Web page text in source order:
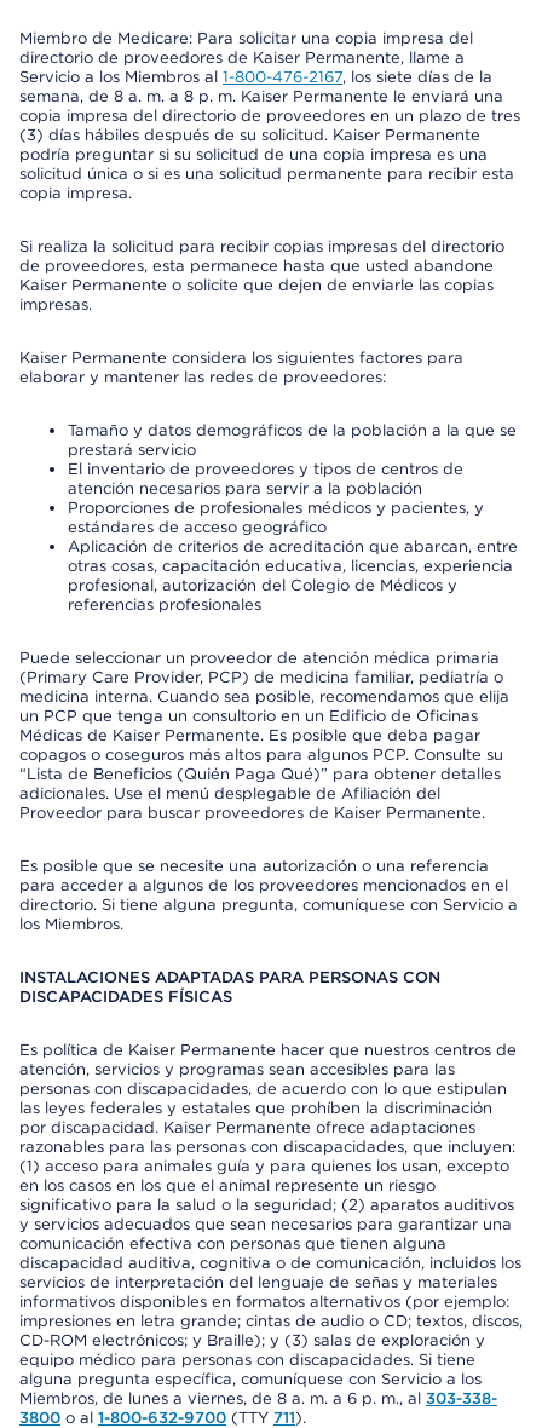
Miembro de Medicare: Para solicitar una copia impresa del
directorio de proveedores de Kaiser Permanente, llame a
Servicio a los Miembros al 1-800-476-2167, los siete días de la
semana, de 8 a. m. a 8 p. m. Kaiser Permanente le enviará una
copia impresa del directorio de proveedores en un plazo de tres
(3) días hábiles después de su solicitud. Kaiser Permanente
podría preguntar si su solicitud de una copia impresa es una
solicitud única o si es una solicitud permanente para recibir esta
copia impresa.
Si realiza la solicitud para recibir copias impresas del directorio
de proveedores, esta permanece hasta que usted abandone
Kaiser Permanente o solicite que dejen de enviarle las copias
impresas.
Kaiser Permanente considera los siguientes factores para
elaborar y mantener las redes de proveedores:
Tamaño y datos demográficos de la población a la que se
prestará servicio
El inventario de proveedores y tipos de centros de
atención necesarios para servir a la población
Proporciones de profesionales médicos y pacientes, y
estándares de acceso geográfico
Aplicación de criterios de acreditación que abarcan, entre
otras cosas, capacitación educativa, licencias, experiencia
profesional, autorización del Colegio de Médicos y
referencias profesionales
Puede seleccionar un proveedor de atención médica primaria
(Primary Care Provider, PCP) de medicina familiar, pediatría o
medicina interna. Cuando sea posible, recomendamos que elija
un PCP que tenga un consultorio en un Edificio de Oficinas
Médicas de Kaiser Permanente. Es posible que deba pagar
copagos o coseguros más altos para algunos PCP. Consulte su
“Lista de Beneficios (Quién Paga Qué)” para obtener detalles
adicionales. Use el menú desplegable de Afiliación del
Proveedor para buscar proveedores de Kaiser Permanente.
Es posible que se necesite una autorización o una referencia
para acceder a algunos de los proveedores mencionados en el
directorio. Si tiene alguna pregunta, comuníquese con Servicio a
los Miembros.
INSTALACIONES ADAPTADAS PARA PERSONAS CON
DISCAPACIDADES FÍSICAS
Es política de Kaiser Permanente hacer que nuestros centros de
atención, servicios y programas sean accesibles para las
personas con discapacidades, de acuerdo con lo que estipulan
las leyes federales y estatales que prohíben la discriminación
por discapacidad. Kaiser Permanente ofrece adaptaciones
razonables para las personas con discapacidades, que incluyen:
(1) acceso para animales guía y para quienes los usan, excepto
en los casos en los que el animal represente un riesgo
significativo para la salud o la seguridad; (2) aparatos auditivos
y servicios adecuados que sean necesarios para garantizar una
comunicación efectiva con personas que tienen alguna
discapacidad auditiva, cognitiva o de comunicación, incluidos los
servicios de interpretación del lenguaje de señas y materiales
informativos disponibles en formatos alternativos (por ejemplo:
impresiones en letra grande; cintas de audio o CD; textos, discos,
CD-ROM electrónicos; y Braille); y (3) salas de exploración y
equipo médico para personas con discapacidades. Si tiene
alguna pregunta específica, comuníquese con Servicio a los
Miembros, de lunes a viernes, de 8 a. m. a 6 p. m., al 303-338-
3800 o al 1-800-632-9700 (TTY 711).